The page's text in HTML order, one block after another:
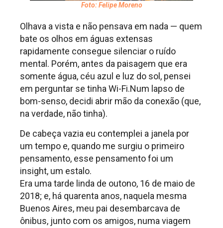
Foto: Felipe Moreno
Olhava a vista e não pensava em nada — quem
bate os olhos em águas extensas
rapidamente consegue silenciar o ruído
mental. Porém, antes da paisagem que era
somente água, céu azul e luz do sol, pensei
em perguntar se tinha Wi-Fi.Num lapso de
bom-senso, decidi abrir mão da conexão (que,
na verdade, não tinha).
De cabeça vazia eu contemplei a janela por
um tempo e, quando me surgiu o primeiro
pensamento, esse pensamento foi um
insight, um estalo.
Era uma tarde linda de outono, 16 de maio de
2018; e, há quarenta anos, naquela mesma
Buenos Aires, meu pai desembarcava de
ônibus, junto com os amigos, numa viagem